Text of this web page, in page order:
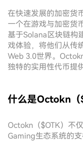
在快速发展的加密货
一个在游戏与加密货
基于Solana区块链构
戏体验，将他们从传
Web 3.0世界。
独特的实用性代币提
什么是Octokn（
Octokn（$OTK）不
Gaming生态系统的